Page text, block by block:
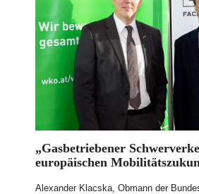
Architektur
Immobilien
Unterhaltung und Veranstaltungen
Social Media und Kommunikation
Technik
Sport
„Gasbetriebener
europäischen
Alexander Klacska, Obmann der